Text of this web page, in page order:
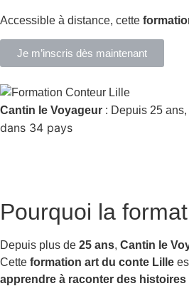
Accessible à distance, cette
Je m’inscris dès maintenant
Cantin le Voyageur : Depuis 25
dans 34 pays
Pourquoi la
Depuis plus de 25 ans, Cantin le
Cette formation art du conte Lille
apprendre à raconter des histoires